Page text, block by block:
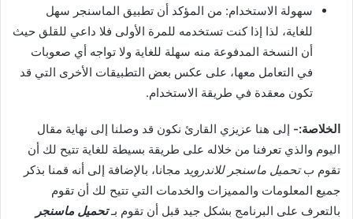
سهولة الاستخدام: من المؤكد أن تطبيق الماسنجر سهل
للغاية، لذا إذا كنت تستخدمه للمرة الأولى فلا داعي للقلق حيث
أن النسخة المدفوعة منه سهلة للغاية ولا تواجه أي صعوبات
في التعامل معها، على عكس بعض التطبيقات الأخرى التي قد
تكون معقدة في طريقة الاستخدام.
الخلاصة:- إلى هنا عزيزي القارئ نكون قد وصلنا إلى نهاية مقال
اليوم والذي تعرفنا من خلاله على طريقة بسيطة للغاية تتيح لك أن
تقوم بتحميل ماسنجر للاندرويد مجانا، بالإضافة إلى أنه قمنا بذكر
جميع المعلومات والمميزات والخدمات التي تتيح لك أن تقوم
بالتعرف على البرنامج بشكل جيد قبل أن تقوم بـتحميل ماسنجر